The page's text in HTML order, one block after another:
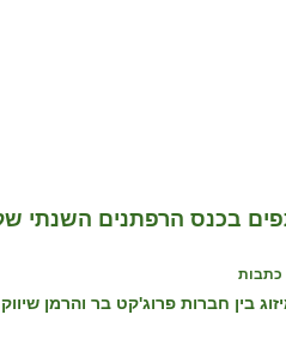
כתבות
בין חברות פרוג'קט בר והרמן שיווק